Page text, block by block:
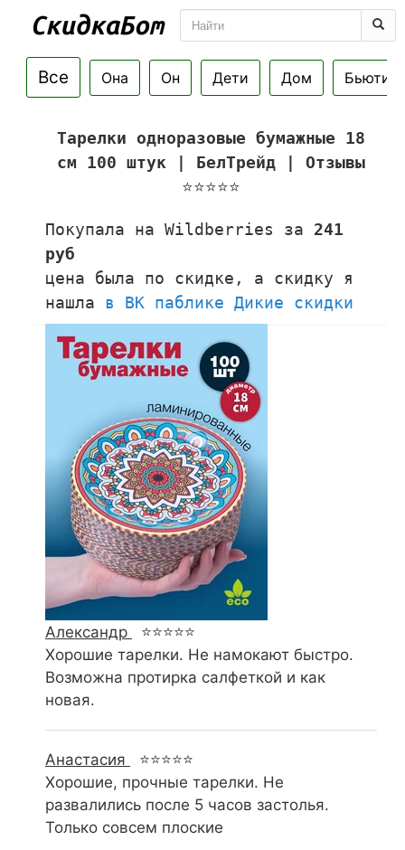
Все Она Он Дети Дом Бьюти
Тарелки одноразовые бумажные 18
см 100 штук | БелТрейд | Отзывы
⭐⭐⭐⭐⭐
Покупала на Wildberries за 241
руб
цена была по скидке, а скидку я
нашла в ВК паблике Дикие скидки
Александр
⭐⭐⭐⭐⭐
Хорошие тарелки. Не намокают быстро.
Возможна протирка салфеткой и как
новая.
Анастасия
⭐⭐⭐⭐⭐
Хорошие, прочные тарелки. Не
развалились после 5 часов застолья.
Только совсем плоские